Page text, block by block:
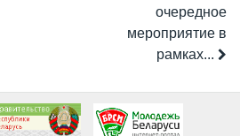
очередное
мероприятие в
рамках...